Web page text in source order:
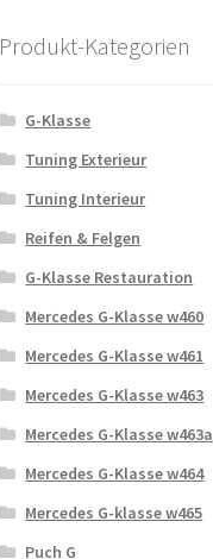
Produkt-Kategorien
G-Klasse
Tuning Exterieur
Tuning Interieur
Reifen & Felgen
G-Klasse Restauration
Mercedes G-Klasse w460
Mercedes G-Klasse w461
Mercedes G-Klasse w463
Mercedes G-Klasse w463a
Mercedes G-Klasse w464
Mercedes G-klasse w465
Puch G